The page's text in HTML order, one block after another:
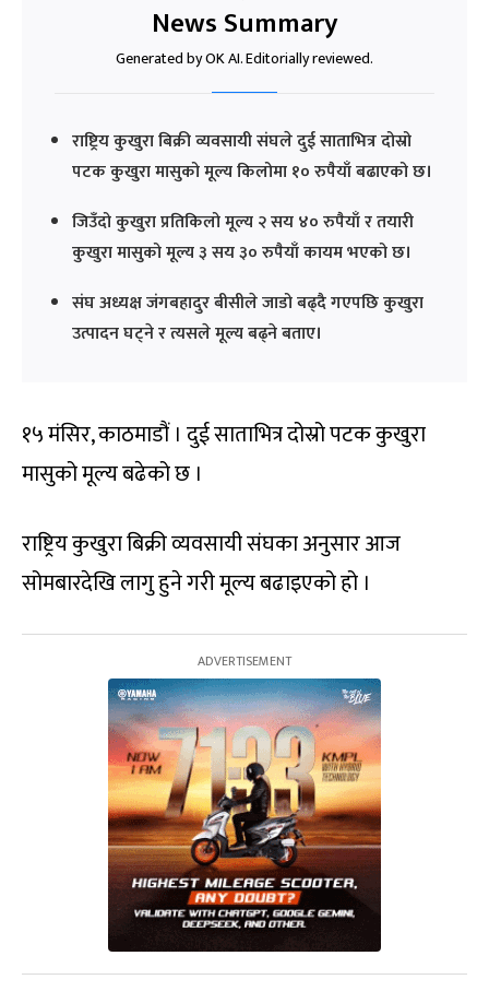
News Summary
Generated by OK AI. Editorially reviewed.
राष्ट्रिय कुखुरा बिक्री व्यवसायी संघले दुई साताभित्र दोस्रो
पटक कुखुरा मासुको मूल्य किलोमा १० रुपैयाँ बढाएको छ।
जिउँदो कुखुरा प्रतिकिलो मूल्य २ सय ४० रुपैयाँ र तयारी
कुखुरा मासुको मूल्य ३ सय ३० रुपैयाँ कायम भएको छ।
संघ अध्यक्ष जंगबहादुर बीसीले जाडो बढ्दै गएपछि कुखुरा
उत्पादन घट्ने र त्यसले मूल्य बढ्ने बताए।
१५ मंसिर, काठमाडौं । दुई साताभित्र दोस्रो पटक कुखुरा
मासुको मूल्य बढेको छ ।
राष्ट्रिय कुखुरा बिक्री व्यवसायी संघका अनुसार आज
सोमबारदेखि लागु हुने गरी मूल्य बढाइएको हो ।